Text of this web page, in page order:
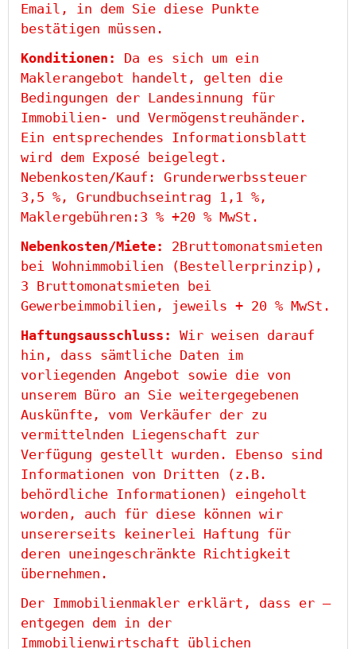
Email, in dem Sie diese Punkte
bestätigen müssen.
Konditionen: Da es sich um ein
Maklerangebot handelt, gelten die
Bedingungen der Landesinnung für
Immobilien- und Vermögenstreuhänder.
Ein entsprechendes Informationsblatt
wird dem Exposé beigelegt.
Nebenkosten/Kauf: Grunderwerbssteuer
3,5 %, Grundbuchseintrag 1,1 %,
Maklergebühren:3 % +20 % MwSt.
Nebenkosten/Miete: 2Bruttomonatsmieten
bei Wohnimmobilien (Bestellerprinzip),
3 Bruttomonatsmieten bei
Gewerbeimmobilien, jeweils + 20 % MwSt.
Haftungsausschluss: Wir weisen darauf
hin, dass sämtliche Daten im
vorliegenden Angebot sowie die von
unserem Büro an Sie weitergegebenen
Auskünfte, vom Verkäufer der zu
vermittelnden Liegenschaft zur
Verfügung gestellt wurden. Ebenso sind
Informationen von Dritten (z.B.
behördliche Informationen) eingeholt
worden, auch für diese können wir
unsererseits keinerlei Haftung für
deren uneingeschränkte Richtigkeit
übernehmen.
Der Immobilienmakler erklärt, dass er –
entgegen dem in der
Immobilienwirtschaft üblichen